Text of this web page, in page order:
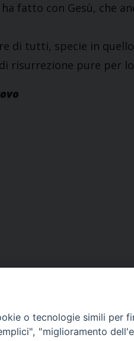
fatto con Gesù, che
di tutti, specie in
di risurrezione pure per
o tecnologie simili per
"miglioramento